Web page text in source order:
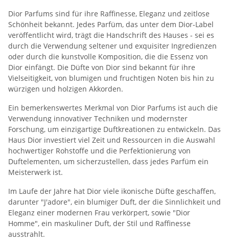
Dior Parfums sind für ihre Raffinesse, Eleganz und zeitlose
Schönheit bekannt. Jedes Parfüm, das unter dem Dior-Label
veröffentlicht wird, trägt die Handschrift des Hauses - sei es
durch die Verwendung seltener und exquisiter Ingredienzen
oder durch die kunstvolle Komposition, die die Essenz von
Dior einfängt. Die Düfte von Dior sind bekannt für ihre
Vielseitigkeit, von blumigen und fruchtigen Noten bis hin zu
würzigen und holzigen Akkorden.
Ein bemerkenswertes Merkmal von Dior Parfums ist auch die
Verwendung innovativer Techniken und modernster
Forschung, um einzigartige Duftkreationen zu entwickeln. Das
Haus Dior investiert viel Zeit und Ressourcen in die Auswahl
hochwertiger Rohstoffe und die Perfektionierung von
Duftelementen, um sicherzustellen, dass jedes Parfüm ein
Meisterwerk ist.
Im Laufe der Jahre hat Dior viele ikonische Düfte geschaffen,
darunter "J'adore", ein blumiger Duft, der die Sinnlichkeit und
Eleganz einer modernen Frau verkörpert, sowie "Dior
Homme", ein maskuliner Duft, der Stil und Raffinesse
ausstrahlt.